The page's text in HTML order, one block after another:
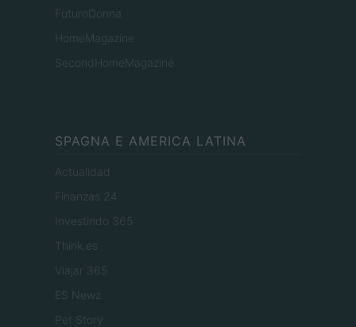
FuturoDonna
HomeMagazine
SecondHomeMagazine
SPAGNA E AMERICA LATINA
Actualidad
Finanzas 24
Investindo 365
Think.es
Viajar 365
ES Newz
Pet Story